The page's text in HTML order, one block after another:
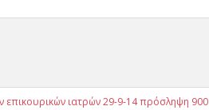
ιατρών 29-9-14 πρόσληψη 900